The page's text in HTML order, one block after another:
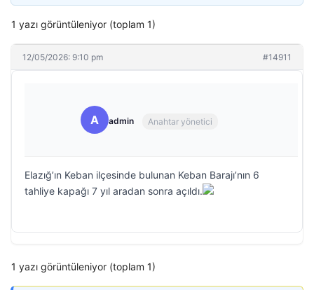
1 yazı görüntüleniyor (toplam 1)
12/05/2026: 9:10 pm #14911
A admin Anahtar yönetici
Elazığ’ın Keban ilçesinde bulunan Keban Barajı’nın 6
tahliye kapağı 7 yıl aradan sonra açıldı.
1 yazı görüntüleniyor (toplam 1)